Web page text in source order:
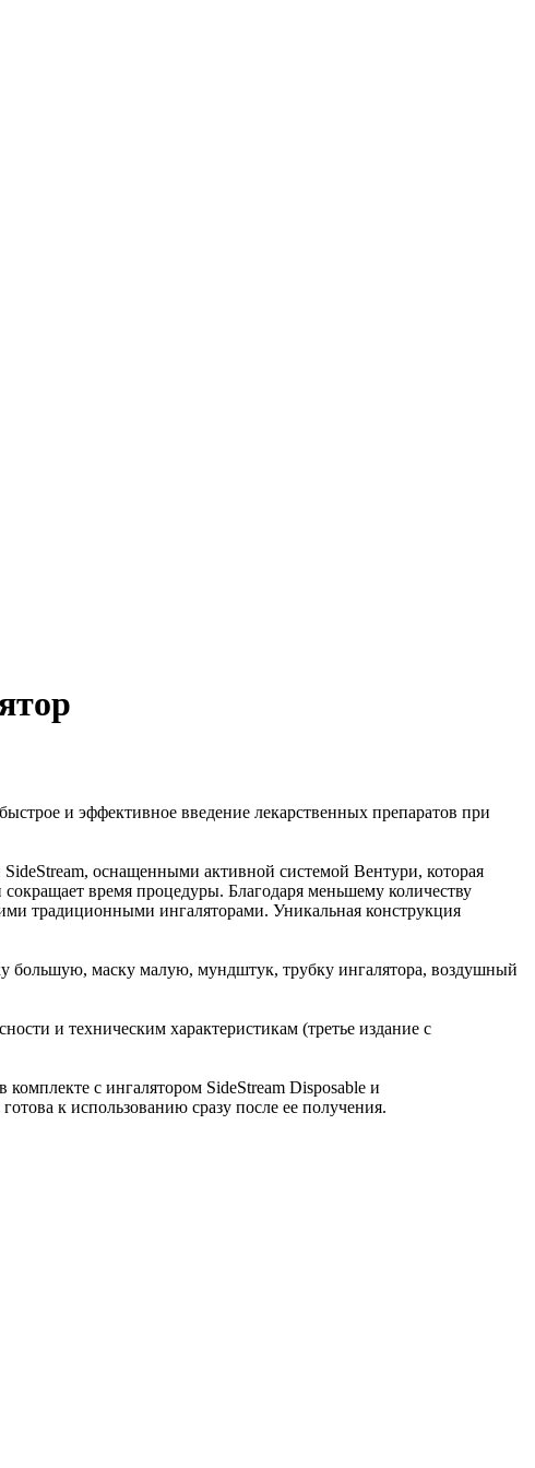
и эффективное введение лекарственных препаратов при
оснащенными активной системой Вентури, которая
сокращает время процедуры. Благодаря меньшему количеству
традиционными ингаляторами. Уникальная конструкция
большую, маску малую, мундштук, трубку ингалятора, воздушный
и техническим характеристикам (третье издание с
с ингалятором SideStream Disposable и
к использованию сразу после ее получения.